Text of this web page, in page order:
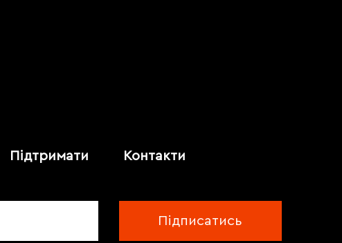
Підтримати Контакти